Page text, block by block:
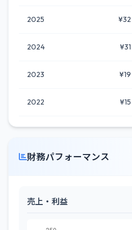
2025 ¥32
2024 ¥31
2023 ¥19
2022 ¥15
財務パフォーマンス
売上・利益